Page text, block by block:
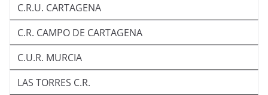
C.R.U. CARTAGENA
C.R. CAMPO DE CARTAGENA
C.U.R. MURCIA
LAS TORRES C.R.